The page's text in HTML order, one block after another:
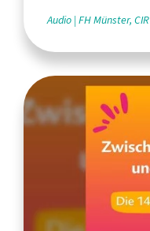
Audio FH Münster, CIR